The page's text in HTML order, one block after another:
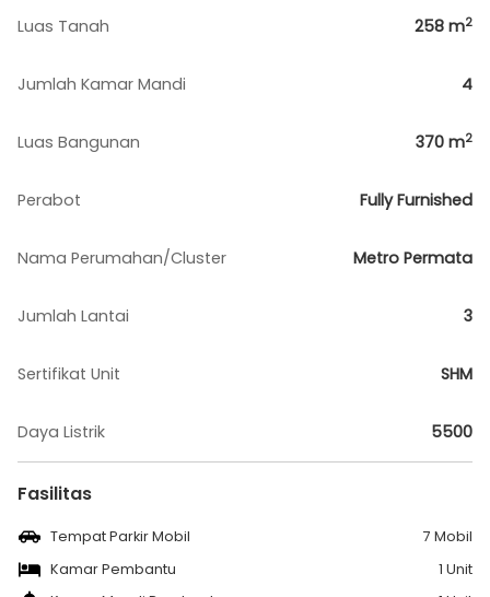
Luas Tanah 258 m2
Jumlah Kamar Mandi 4
Luas Bangunan 370 m2
Perabot Fully Furnished
Nama Perumahan/Cluster Metro Permata
Jumlah Lantai 3
Sertifikat Unit SHM
Daya Listrik 5500
Fasilitas
Tempat Parkir Mobil
7 Mobil
Kamar Pembantu
1 Unit